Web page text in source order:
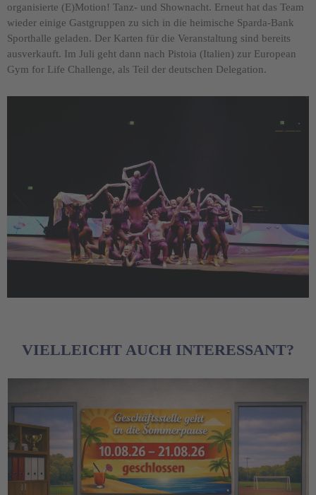
organisierte (E)Motion! Tanz- und Shownacht. Erneut hat das Team
wieder einige Gastgruppen zu sich in die heimische Sparda-Bank
Sporthalle geladen. Der Karten für die Veranstaltung sind bereits
ausverkauft. Im Juli geht dann nach Pistoia (Italien) zur European
Gym for Life Challenge, als Teil der deutschen Delegation.
VIELLEICHT AUCH INTERESSANT?